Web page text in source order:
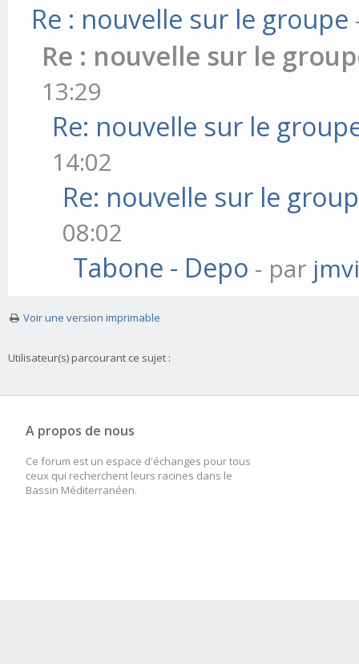
Re : nouvelle sur le groupe
Re : nouvelle sur le
13:29
Re: nouvelle sur le
14:02
Re: nouvelle sur le
08:02
Tabone - Depo - par
Voir une version imprimable
Utilisateur(s) parcourant ce sujet :
A propos de nous
Ce forum est un espace d'échanges pour tous
ceux qui recherchent leurs racines dans le
Bassin Méditerranéen.